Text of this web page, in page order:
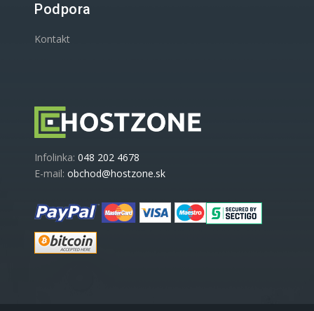
Podpora
Kontakt
Infolinka: 048 202 4678
E-mail: obchod@hostzone.sk